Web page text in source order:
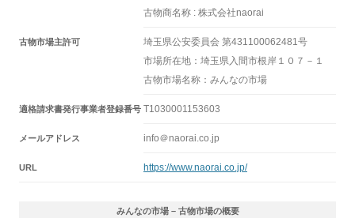
古物商名称 : 株式会社naorai
古物市場主許可
埼玉県公安委員会 第431100062481号
市場所在地：埼玉県入間市根岸１０７－１
古物市場名称：みんなの市場
適格請求書発行事業者登録番号 T1030001153603
メールアドレス info＠naorai.co.jp
URL https://www.naorai.co.jp/
みんなの市場 – 古物市場の概要